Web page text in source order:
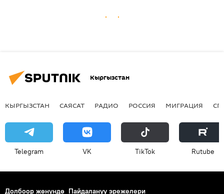
Кыргызстан
КЫРГЫЗСТАН САЯСАТ РАДИО РОССИЯ МИГРАЦИЯ
Telegram VK ТikТоk Rutube
Долбоор жөнүндө Пайдалануу эрежелери